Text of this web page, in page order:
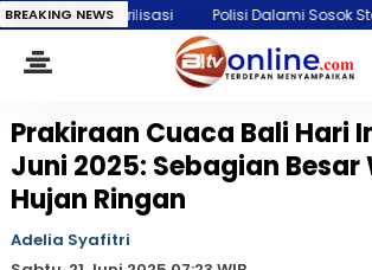
BREAKING NEWSPolisi Dalami Sosok Staf Eks
Prakiraan Cuaca Bali Hari
Juni 2025: Sebagian Besar
Hujan Ringan
Adelia Syafitri